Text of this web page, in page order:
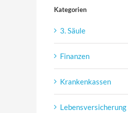
Kategorien
3. Säule
Finanzen
Krankenkassen
Lebensversicherung